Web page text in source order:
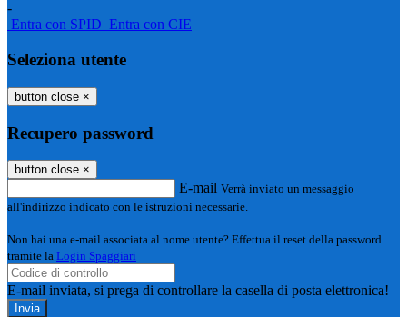
-
Entra con SPID Entra con CIE
Seleziona utente
button close ×
Recupero password
button close ×
E-mail Verrà inviato un messaggio
all'indirizzo indicato con le istruzioni necessarie.
Non hai una e-mail associata al nome utente? Effettua il reset della password
tramite la Login Spaggiari
E-mail inviata, si prega di controllare la casella di posta elettronica!